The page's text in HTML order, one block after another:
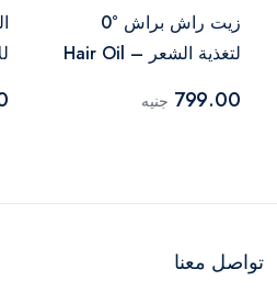
زيت راش براش °0
لتغذية الشعر – Hair Oil
799.00 جنيه
تواصل معنا